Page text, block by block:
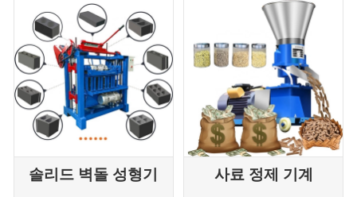
솔리드 벽돌 성형기 사료 정제 기계